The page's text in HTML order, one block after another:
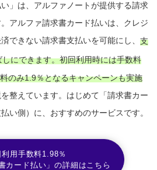
い」は、アルファノートが提供する請求
アルファ請求書カード払いは、クレジ
できない請求書支払いを可能にし、支
にできます。初回利用時には手数料
のみ1.9％となるキャンペーンも実施
整えています。はじめて「請求書カー
い側）に、おすすめのサービスです。
利用手数料1.98％
カード払い」の詳細はこちら